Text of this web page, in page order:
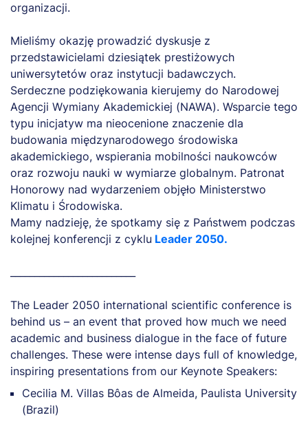
organizacji.
Mieliśmy okazję prowadzić dyskusje z
przedstawicielami dziesiątek prestiżowych
uniwersytetów oraz instytucji badawczych.
Serdeczne podziękowania kierujemy do Narodowej
Agencji Wymiany Akademickiej (NAWA). Wsparcie tego
typu inicjatyw ma nieocenione znaczenie dla
budowania międzynarodowego środowiska
akademickiego, wspierania mobilności naukowców
oraz rozwoju nauki w wymiarze globalnym. Patronat
Honorowy nad wydarzeniem objęło Ministerstwo
Klimatu i Środowiska.
Mamy nadzieję, że spotkamy się z Państwem podczas
kolejnej konferencji z cyklu Leader 2050.
The Leader 2050 international scientific conference is
behind us – an event that proved how much we need
academic and business dialogue in the face of future
challenges. These were intense days full of knowledge,
inspiring presentations from our Keynote Speakers:
Cecilia M. Villas Bôas de Almeida, Paulista University
(Brazil)